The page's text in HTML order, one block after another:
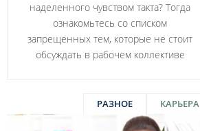
наделенного чувством такта? Тогда
ознакомьтесь со списком
запрещенных тем, которые не стоит
обсуждать в рабочем коллективе
КАРЬЕРА
РАЗНОЕ